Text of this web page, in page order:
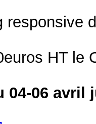
responsive
HT le
04-06 avril